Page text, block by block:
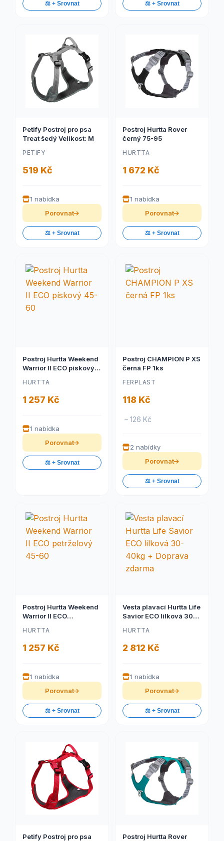
⚖️ + Srovnat ⚖️ + Srovnat
Petify Postroj pro psa
Treat šedý Velikost: M
PETIFY
519 Kč
1 nabídka
Porovnat
⚖️ + Srovnat
Postroj Hurtta Rover
černý 75-95
HURTTA
1 672 Kč
1 nabídka
Porovnat
⚖️ + Srovnat
Postroj Hurtta Weekend
Warrior II ECO pískový
HURTTA
1 257 Kč
1 nabídka
Porovnat
⚖️ + Srovnat
Postroj CHAMPION P XS
černá FP 1ks
FERPLAST
118 Kč
– 126 Kč
2 nabídky
Porovnat
⚖️ + Srovnat
Postroj Hurtta Weekend
Warrior II ECO
HURTTA
1 257 Kč
1 nabídka
Porovnat
⚖️ + Srovnat
Vesta plavací Hurtta Life
Savior ECO lilková 30-
HURTTA
2 812 Kč
1 nabídka
Porovnat
⚖️ + Srovnat
Petify Postroj pro psa
Postroj Hurtta Rover